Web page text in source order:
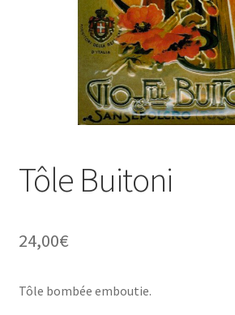
Une histoire de plaques émaillées
Tôle Buitoni
24,00€
Tôle bombée emboutie.